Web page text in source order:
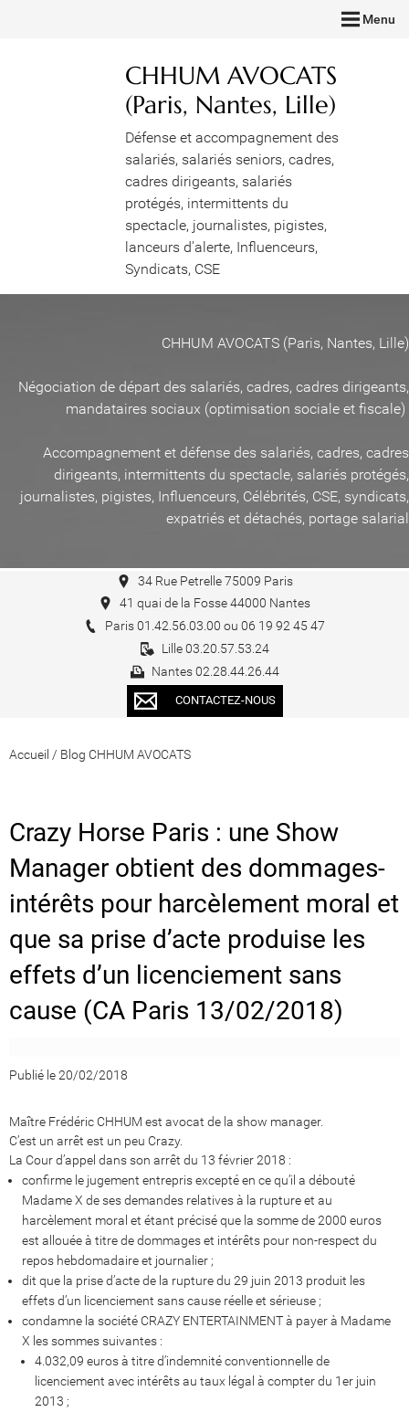
Menu
CHHUM AVOCATS
(Paris, Nantes, Lille)
Défense et accompagnement des
salariés, salariés seniors, cadres,
cadres dirigeants, salariés
protégés, intermittents du
spectacle, journalistes, pigistes,
lanceurs d'alerte, Influenceurs,
Syndicats, CSE
CHHUM AVOCATS (Paris, Nantes, Lille)
Négociation de départ des salariés, cadres, cadres dirigeants,
mandataires sociaux (optimisation sociale et fiscale)
Accompagnement et défense des salariés, cadres, cadres
dirigeants, intermittents du spectacle, salariés protégés,
journalistes, pigistes, Influenceurs, Célébrités, CSE, syndicats,
expatriés et détachés, portage salarial
34 Rue Petrelle 75009 Paris
41 quai de la Fosse 44000 Nantes
Paris 01.42.56.03.00 ou 06 19 92 45 47
Lille 03.20.57.53.24
Nantes 02.28.44.26.44
CONTACTEZ-NOUS
Accueil / Blog CHHUM AVOCATS
Crazy Horse Paris : une Show
Manager obtient des dommages-
intérêts pour harcèlement moral et
que sa prise d’acte produise les
effets d’un licenciement sans
cause (CA Paris 13/02/2018)
Publié le 20/02/2018
Maître Frédéric CHHUM est avocat de la show manager.
C’est un arrêt est un peu Crazy.
La Cour d’appel dans son arrêt du 13 février 2018 :
confirme le jugement entrepris excepté en ce qu’il a débouté
Madame X de ses demandes relatives à la rupture et au
harcèlement moral et étant précisé que la somme de 2000 euros
est allouée à titre de dommages et intérêts pour non-respect du
repos hebdomadaire et journalier ;
dit que la prise d’acte de la rupture du 29 juin 2013 produit les
effets d’un licenciement sans cause réelle et sérieuse ;
condamne la société CRAZY ENTERTAINMENT à payer à Madame
X les sommes suivantes :
4.032,09 euros à titre d’indemnité conventionnelle de
licenciement avec intérêts au taux légal à compter du 1er juin
2013 ;